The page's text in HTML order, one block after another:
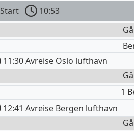
Start 10:53
11:30 Avreise Oslo lufthavn
1
12:41 Avreise Bergen lufthavn